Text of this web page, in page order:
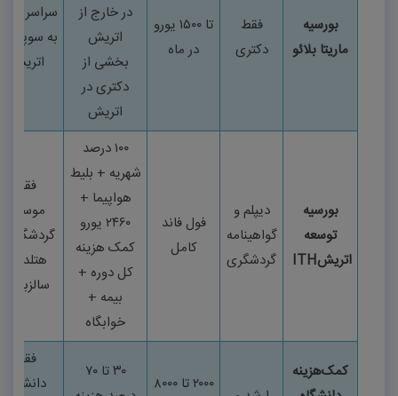
بورسیه
ماریتا بلائو
فقط
دکتری
تا ۱۵۰۰ یورو
در ماه
در خارج از
اتریش
بخشی از
دکتری در
اتریش
سراسری
به
اتریشی
بورسیه
توسعه
اتریشITH
دیپلم و
گواهینامه
گردشگری
فول فاند
کامل
۱۰۰درصد
شهریه + بلیط
هواپیما +
۲۴۶۰ یورو
کمک هزینه
کل دوره +
بیمه +
خوابگاه
فقط
موسسه
گردشگری
هتلداری
سالزبورگ
کمک‌هزینه
۲۰۰۰تا۸۰۰۰
۳۰تا۷۰
فقط
دانشگاه